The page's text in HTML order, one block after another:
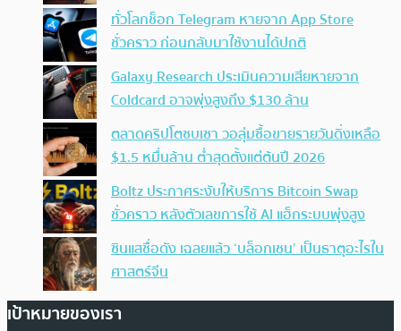
ทั่วโลกช็อก Telegram หายจาก App Store
ชั่วคราว ก่อนกลับมาใช้งานได้ปกติ
Galaxy Research ประเมินความเสียหายจาก
Coldcard อาจพุ่งสูงถึง $130 ล้าน
ตลาดคริปโตซบเซา วอลุ่มซื้อขายรายวันดิ่งเหลือ
$1.5 หมื่นล้าน ต่ำสุดตั้งแต่ต้นปี 2026
Boltz ประกาศระงับให้บริการ Bitcoin Swap
ชั่วคราว หลังตัวเลขการใช้ AI แฮ็กระบบพุ่งสูง
ซินแสชื่อดัง เฉลยแล้ว ‘บล็อกเชน’ เป็นธาตุอะไรใน
ศาสตร์จีน
เป้าหมายของเรา